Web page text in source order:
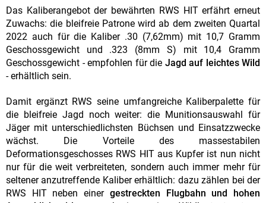
Das Kaliberangebot der bewährten RWS HIT erfährt erneut
Zuwachs: die bleifreie Patrone wird ab dem zweiten Quartal
2022 auch für die Kaliber .30 (7,62mm) mit 10,7 Gramm
Geschossgewicht und .323 (8mm S) mit 10,4 Gramm
Geschossgewicht - empfohlen für die Jagd auf leichtes Wild
- erhältlich sein.
Damit ergänzt RWS seine umfangreiche Kaliberpalette für
die bleifreie Jagd noch weiter: die Munitionsauswahl für
Jäger mit unterschiedlichsten Büchsen und Einsatzzwecke
wächst. Die Vorteile des massestabilen
Deformationsgeschosses RWS HIT aus Kupfer ist nun nicht
nur für die weit verbreiteten, sondern auch immer mehr für
seltener anzutreffende Kaliber erhältlich: dazu zählen bei der
RWS HIT neben einer gestreckten Flugbahn und hohen